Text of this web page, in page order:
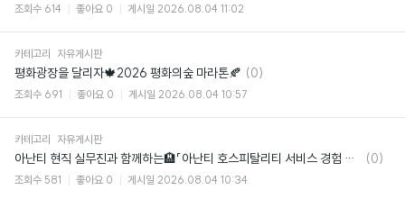
조회수 614 좋아요 0 게시일 2026.08.04 11:02
카테고리 자유게시판
평화광장을 달리자🍁2026 평화의숲 마라톤🍂 댓
글
(0)
조회수 691 좋아요 0 게시일 2026.08.04 10:57
카테고리 자유게시판
아난티 현직 실무진과 함께하는🏨「아난티 호스피탈리티 서비스 경험 디자인 아카데미」
댓
(0)
조회수 581 좋아요 0 게시일 2026.08.04 10:34